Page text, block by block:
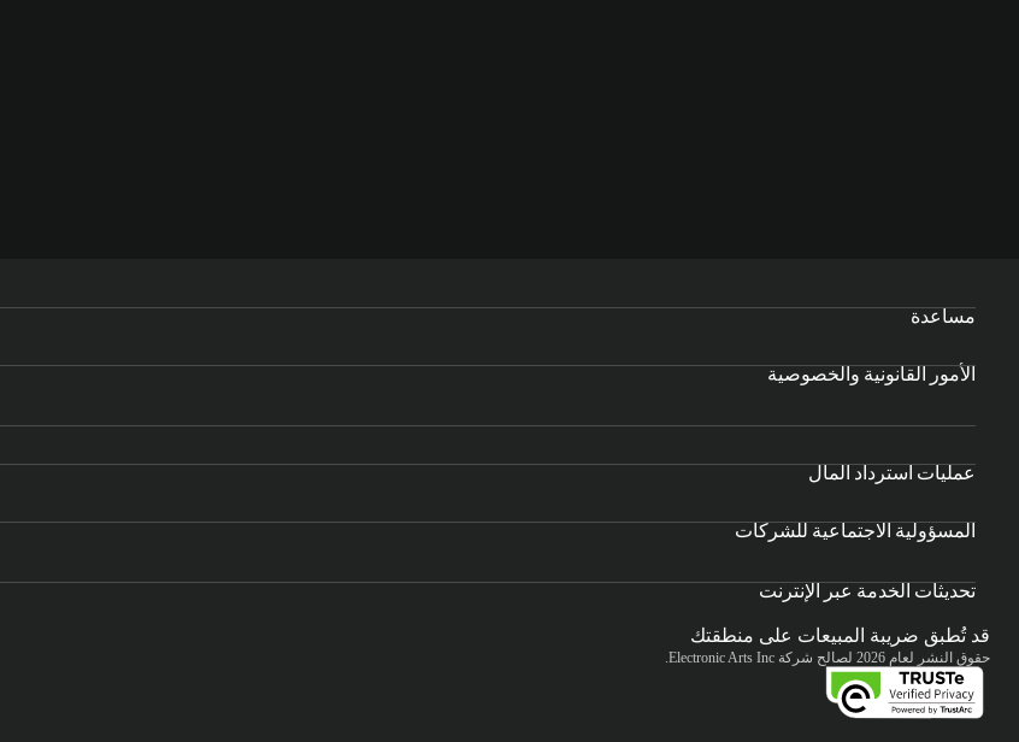
مساعدة
الأمور القانونية والخصوصية
عمليات استرداد المال
المسؤولية الاجتماعية للشركات
تحديثات الخدمة عبر الإنترنت
قد تُطبق ضريبة المبيعات على منطقتك
حقوق النشر لعام 2026 لصالح شركة Electronic Arts Inc.